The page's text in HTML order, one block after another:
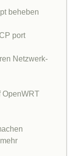
beheben
port
Netzwerk-
OpenWRT